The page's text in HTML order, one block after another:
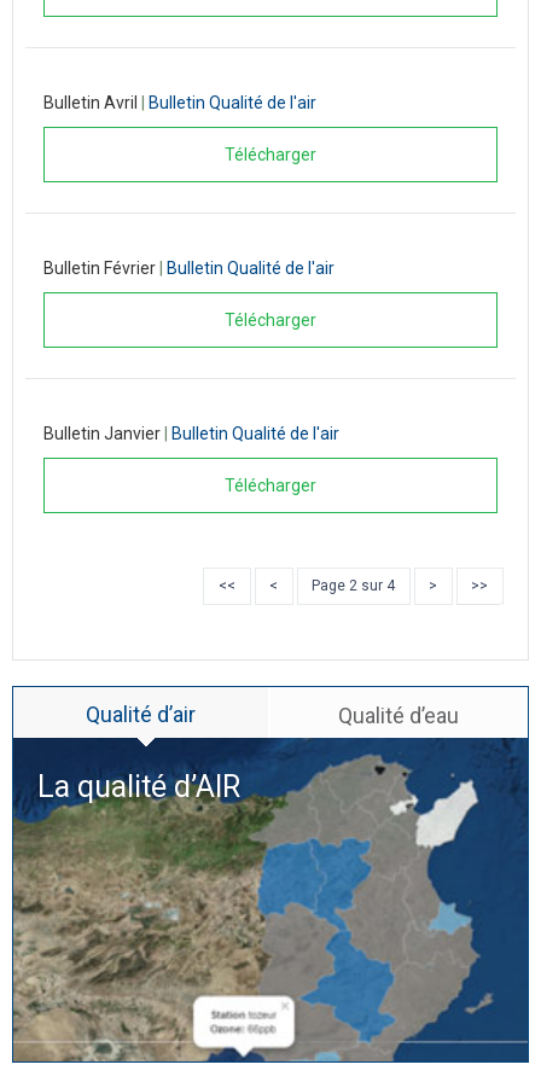
Bulletin Avril Bulletin Qualité de l'air
Télécharger
Bulletin Février Bulletin Qualité de l'air
Télécharger
Bulletin Janvier Bulletin Qualité de l'air
Télécharger
<< < Page 2 sur 4 > >>
Qualité d’air Qualité d’eau
La qualité d’AIR